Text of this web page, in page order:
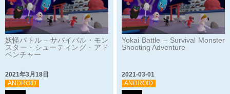
妖怪バトル – サバイバル・モン
スター・シューティング・アド
ベンチャー
2021年3月18日
ANDROID
Yokai Battle – Survival Monster
Shooting Adventure
2021-03-01
ANDROID